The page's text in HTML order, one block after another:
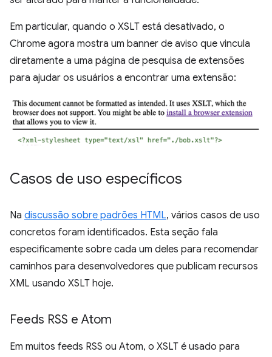
Em particular, quando o XSLT está desativado, o
Chrome agora mostra um banner de aviso que vincula
diretamente a uma página de pesquisa de extensões
para ajudar os usuários a encontrar uma extensão:
Casos de uso específicos
Na discussão sobre padrões HTML, vários casos de uso
concretos foram identificados. Esta seção fala
especificamente sobre cada um deles para recomendar
caminhos para desenvolvedores que publicam recursos
XML usando XSLT hoje.
Feeds RSS e Atom
Em muitos feeds RSS ou Atom, o XSLT é usado para